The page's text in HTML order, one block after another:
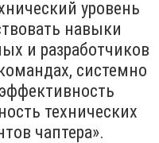
уровень
навыки
и разработчиков
системно
технических
чаптера».